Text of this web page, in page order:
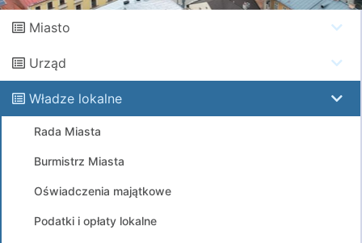
Miasto
Urząd
Władze lokalne
Rada Miasta
Burmistrz Miasta
Oświadczenia majątkowe
Podatki i opłaty lokalne